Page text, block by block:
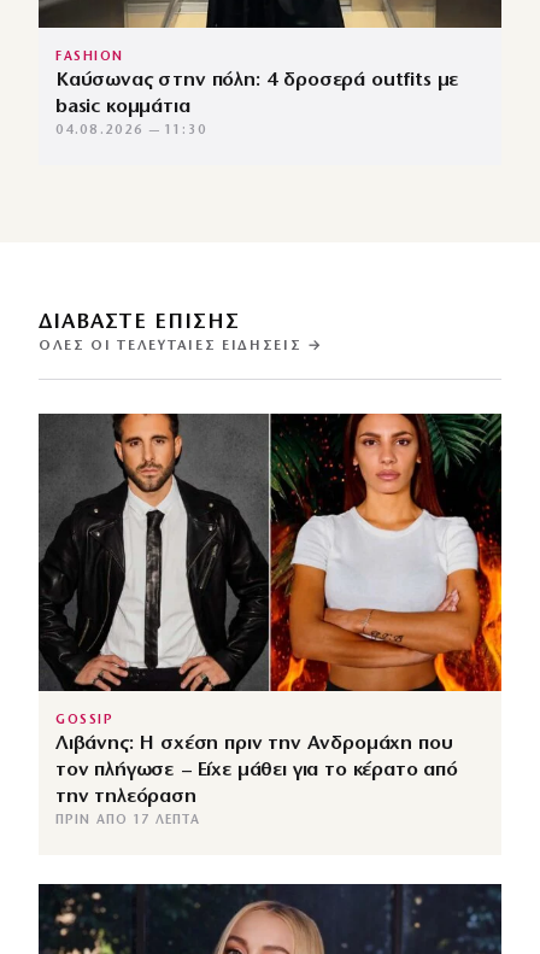
FASHION
Καύσωνας στην πόλη: 4 δροσερά outfits με
basic κομμάτια
04.08.2026 — 11:30
ΔΙΑΒΑΣΤΕ ΕΠΙΣΗΣ
ΌΛΕΣ ΟΙ ΤΕΛΕΥΤΑΊΕΣ ΕΙΔΉΣΕΙΣ →
GOSSIP
Λιβάνης: Η σχέση πριν την Ανδρομάχη που
τον πλήγωσε – Είχε μάθει για το κέρατο από
την τηλεόραση
ΠΡΙΝ ΑΠΌ 17 ΛΕΠΤΆ